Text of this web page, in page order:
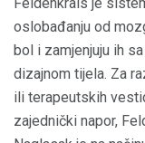
oslobađanju od
bol i zamjenjuju ih
dizajnom tijela. Za
ili terapeutskih
zajednički napor,